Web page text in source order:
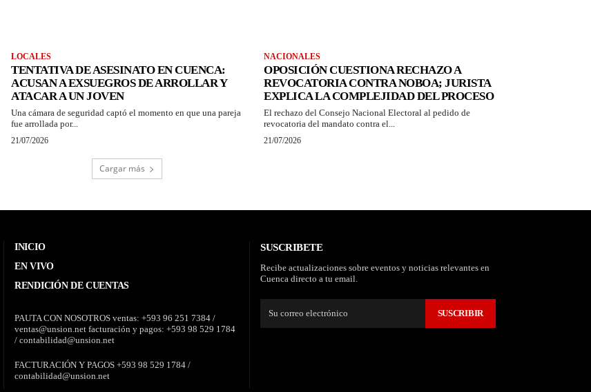
LOCALES
TENTATIVA DE ASESINATO EN CUENCA:
ACUSAN A EXSUEGROS DE ARROLLAR Y
ATACAR A UN JOVEN
Una cámara de seguridad captó el momento en que una pareja
fue arrollada por...
21/07/2026
NACIONALES
OPOSICIÓN CUESTIONA RECHAZO A
REVOCATORIA CONTRA NOBOA; JURISTA
EXPLICA LA COMPLEJIDAD DEL PROCESO
El rechazo del Consejo Nacional Electoral al pedido de
revocatoria del mandato contra el...
21/07/2026
Cargar más
INICIO
EN VIVO
RENDICIÓN DE CUENTAS
PAUTA CON NOSOTROS ventas: +593 96 251 7384 /
ventas@unsion.net facturación y pagos: +593 98 529 1784
/ contabilidad@unsion.net
FACTURACIÓN Y PAGOS +593 98 529 1784 /
contabilidad@unsion.net
SUSCRIBETE
Recibe actualizaciones sobre eventos y noticias relevantes en
Cuenca directo a tu email.
SUSCRIBIR